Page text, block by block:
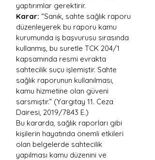
yaptırımlar gerektirir.
Karar: “Sanık, sahte sağlık raporu
düzenleyerek bu raporu kamu
kurumunda iş başvurusu sırasında
kullanmış, bu suretle TCK 204/1
kapsamında resmi evrakta
sahtecilik suçu işlemiştir. Sahte
sağlık raporunun kullanılması,
kamu hizmetine olan güveni
sarsmıştır.” (Yargıtay 11. Ceza
Dairesi, 2019/7843 E.)
Bu kararda, sağlık raporları gibi
kişilerin hayatında önemli etkileri
olan belgelerde sahtecilik
yapılması kamu düzenini ve